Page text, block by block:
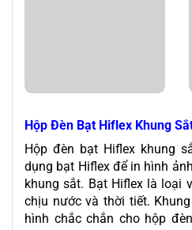
Hộp Đèn Bạt Hiflex Khung
Hộp đèn bạt Hiflex khung
dụng bạt Hiflex để in hình
khung sắt. Bạt Hiflex là loại
chịu nước và thời tiết.
hình chắc chắn cho hộp